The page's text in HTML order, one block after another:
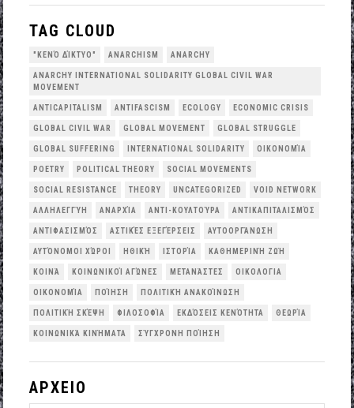
TAG CLOUD
"ΚΕΝΌ ΔΊΚΤΥΟ" ANARCHISM ANARCHY
ANARCHY INTERNATIONAL SOLIDARITY GLOBAL CIVIL WAR
MOVEMENT
ANTICAPITALISM ANTIFASCISM ECOLOGY ECONOMIC CRISIS
GLOBAL CIVIL WAR GLOBAL MOVEMENT GLOBAL STRUGGLE
GLOBAL SUFFERING INTERNATIONAL SOLIDARITY OΙΚΟΝΟΜΊΑ
POETRY POLITICAL THEORY SOCIAL MOVEMENTS
SOCIAL RESISTANCE THEORY UNCATEGORIZED VOID NETWORK
ΑΛΛΗΛΕΓΓΎΗ ΑΝΑΡΧΊΑ ΑΝΤΙ-ΚΟΥΛΤΟΎΡΑ ΑΝΤΙΚΑΠΙΤΑΛΙΣΜΌΣ
ΑΝΤΙΦΑΣΙΣΜΌΣ ΑΣΤΙΚΈΣ ΕΞΕΓΈΡΣΕΙΣ ΑΥΤΟΟΡΓΆΝΩΣΗ
ΑΥΤΌΝΟΜΟΙ ΧΏΡΟΙ ΗΘΙΚΉ ΙΣΤΟΡΊΑ ΚΑΘΗΜΕΡΙΝΉ ΖΩΉ
ΚΟΙΝΆ ΚΟΙΝΩΝΙΚΟΊ ΑΓΏΝΕΣ ΜΕΤΑΝΆΣΤΕΣ ΟΙΚΟΛΟΓΙΑ
ΟΙΚΟΝΟΜΊΑ ΠΟΊΗΣΗ ΠΟΛΙΤΙΚΉ ΑΝΑΚΟΊΝΩΣΗ
ΠΟΛΙΤΙΚΉ ΣΚΈΨΗ ΦΙΛΟΣΟΦΊΑ ΕΚΔΌΣΕΙΣ ΚΕΝΌΤΗΤΑ ΘΕΩΡΊΑ
ΚΟΙΝΩΝΙΚΆ ΚΙΝΉΜΑΤΑ ΣΎΓΧΡΟΝΗ ΠΟΊΗΣΗ
ΑΡΧΕΙΟ